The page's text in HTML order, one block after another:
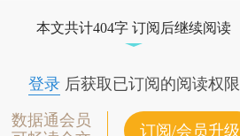
本文共计404字 订阅后继续阅读
登录后获取已订阅的阅读权限
数据通会员
订阅/会员升级